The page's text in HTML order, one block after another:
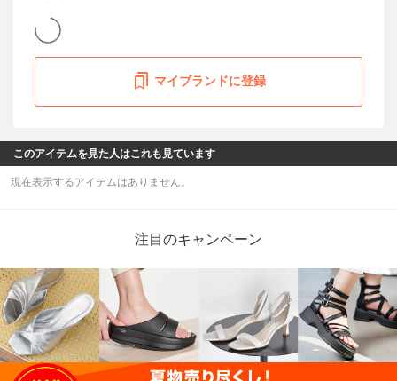
マイブランドに登録
このアイテムを見た人はこれも見ています
現在表示するアイテムはありません。
注目のキャンペーン